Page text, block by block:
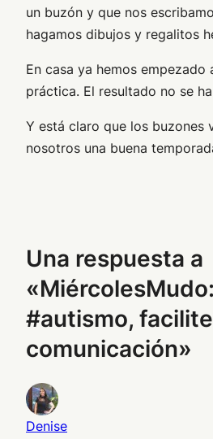
un buzón y que nos
hagamos dibujos y regalitos
En casa ya hemos empezado
práctica. El resultado no se
Y está claro que los buzones
nosotros una buena
Una respuesta a
#autismo,
comunicación»
Denise